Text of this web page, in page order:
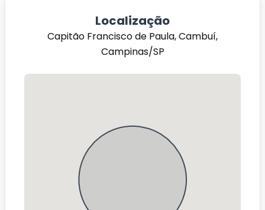
Localização
Capitão Francisco de Paula, Cambuí,
Campinas/SP